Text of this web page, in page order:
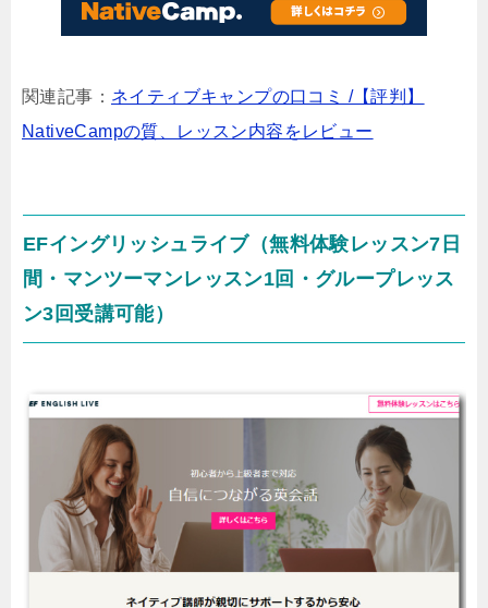
関連記事： ネイティブキャンプの口コミ /【評判】
NativeCampの質、レッスン内容をレビュー
EFイングリッシュライブ（無料体験レッスン7日
間・マンツーマンレッスン1回・グループレッス
ン3回受講可能）